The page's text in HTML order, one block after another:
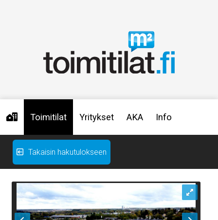
Toimitilat Yritykset AKA Info
Takaisin hakutulokseen